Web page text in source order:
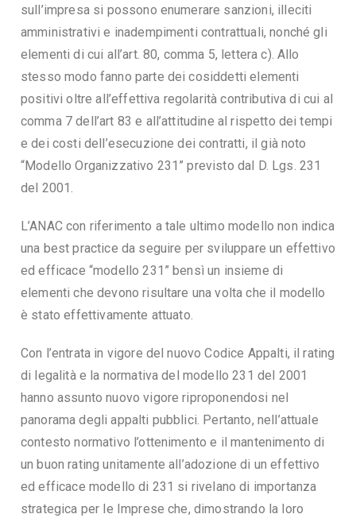
sull’impresa si possono enumerare sanzioni, illeciti
amministrativi e inadempimenti contrattuali, nonché gli
elementi di cui all’art. 80, comma 5, lettera c). Allo
stesso modo fanno parte dei cosiddetti elementi
positivi oltre all’effettiva regolarità contributiva di cui al
comma 7 dell’art 83 e all’attitudine al rispetto dei tempi
e dei costi dell’esecuzione dei contratti, il già noto
“Modello Organizzativo 231” previsto dal D. Lgs. 231
del 2001.
L’ANAC con riferimento a tale ultimo modello non indica
una best practice da seguire per sviluppare un effettivo
ed efficace “modello 231” bensì un insieme di
elementi che devono risultare una volta che il modello
è stato effettivamente attuato.
Con l’entrata in vigore del nuovo Codice Appalti, il rating
di legalità e la normativa del modello 231 del 2001
hanno assunto nuovo vigore riproponendosi nel
panorama degli appalti pubblici. Pertanto, nell’attuale
contesto normativo l’ottenimento e il mantenimento di
un buon rating unitamente all’adozione di un effettivo
ed efficace modello di 231 si rivelano di importanza
strategica per le Imprese che, dimostrando la loro